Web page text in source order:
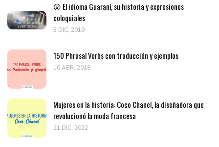
😮 El idioma Guaraní, su historia y expresiones
coloquiales
3 DIC, 2019
150 Phrasal Verbs con traducción y ejemplos
16 ABR, 2018
Mujeres en la historia: Coco Chanel, la diseñadora que
revolucionó la moda francesa
21 DIC, 2022